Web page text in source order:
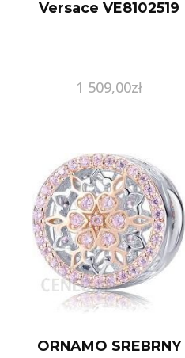
Versace VE8102519
1 509,00zł
ORNAMO SREBRNY